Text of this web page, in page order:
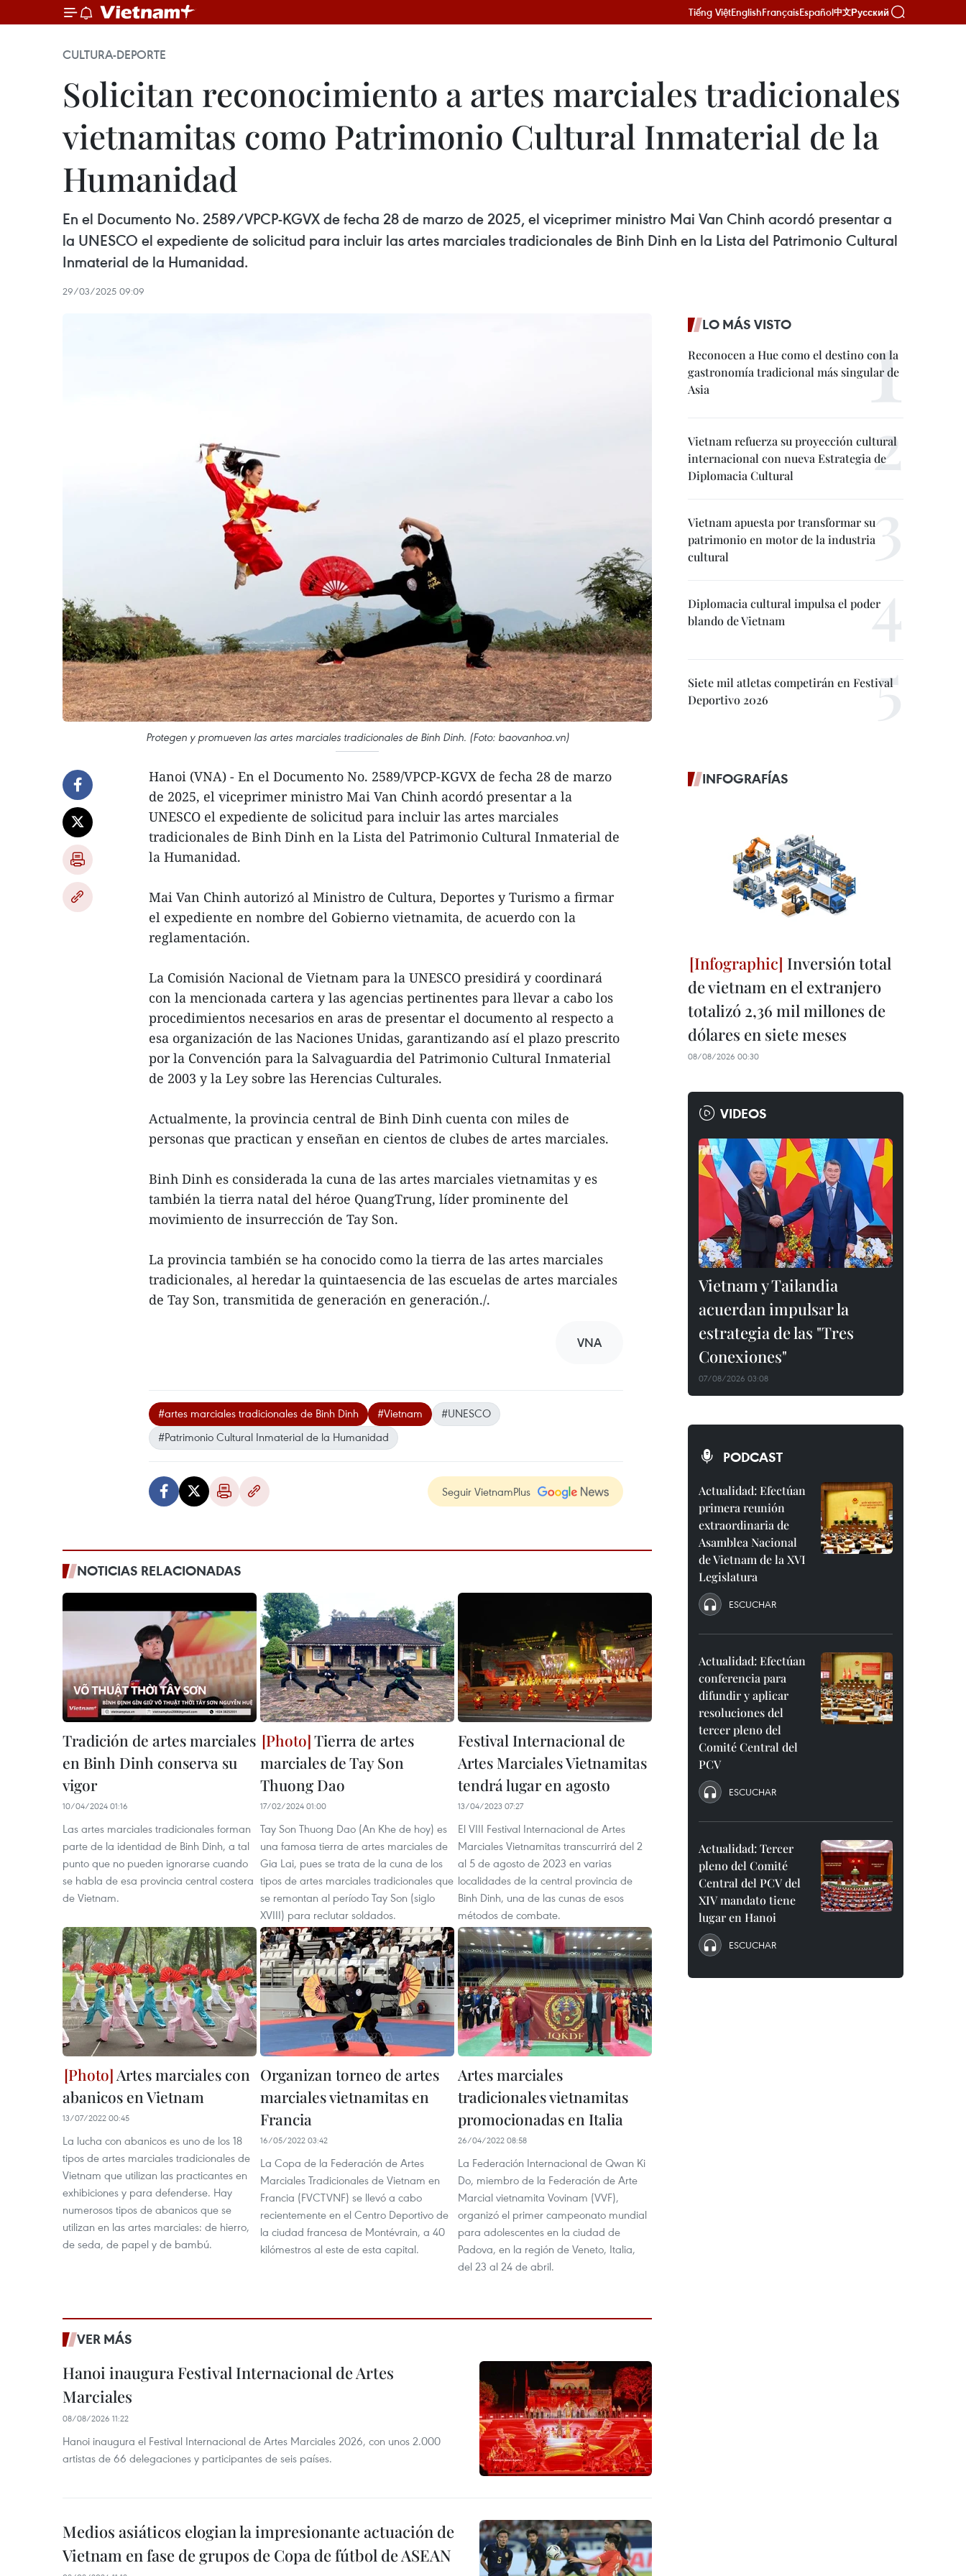
Tiếng ViệtEnglishFrançaisEspañol中文Русский
CULTURA-DEPORTE
Solicitan reconocimiento a artes marciales tradicionales
vietnamitas como Patrimonio Cultural Inmaterial de la
Humanidad
En el Documento No. 2589/VPCP-KGVX de fecha 28 de marzo de 2025, el viceprimer ministro Mai Van Chinh acordó presentar a
la UNESCO el expediente de solicitud para incluir las artes marciales tradicionales de Binh Dinh en la Lista del Patrimonio Cultural
Inmaterial de la Humanidad.
29/03/2025 09:09
Protegen y promueven las artes marciales tradicionales de Binh Dinh. (Foto: baovanhoa.vn)
Hanoi (VNA) - En el Documento No. 2589/VPCP-KGVX de fecha 28 de marzo
de 2025, el viceprimer ministro Mai Van Chinh acordó presentar a la
UNESCO el expediente de solicitud para incluir las artes marciales
tradicionales de Binh Dinh en la Lista del Patrimonio Cultural Inmaterial de
la Humanidad.
Mai Van Chinh autorizó al Ministro de Cultura, Deportes y Turismo a firmar
el expediente en nombre del Gobierno vietnamita, de acuerdo con la
reglamentación.
La Comisión Nacional de Vietnam para la UNESCO presidirá y coordinará
con la mencionada cartera y las agencias pertinentes para llevar a cabo los
procedimientos necesarios en aras de presentar el documento al respecto a
esa organización de las Naciones Unidas, garantizando así el plazo prescrito
por la Convención para la Salvaguardia del Patrimonio Cultural Inmaterial
de 2003 y la Ley sobre las Herencias Culturales.
Actualmente, la provincia central de Binh Dinh cuenta con miles de
personas que practican y enseñan en cientos de clubes de artes marciales.
Binh Dinh es considerada la cuna de las artes marciales vietnamitas y es
también la tierra natal del héroe QuangTrung, líder prominente del
movimiento de insurrección de Tay Son.
La provincia también se ha conocido como la tierra de las artes marciales
tradicionales, al heredar la quintaesencia de las escuelas de artes marciales
de Tay Son, transmitida de generación en generación./.
VNA
#artes marciales tradicionales de Binh Dinh #Vietnam
#UNESCO
#Patrimonio Cultural Inmaterial de la Humanidad
Seguir VietnamPlus
NOTICIAS RELACIONADAS
Tradición de artes marciales
en Binh Dinh conserva su
vigor
10/04/2024 01:16
Las artes marciales tradicionales forman
parte de la identidad de Binh Dinh, a tal
punto que no pueden ignorarse cuando
se habla de esa provincia central costera
de Vietnam.
Tierra de artes
marciales de Tay Son
Thuong Dao
17/02/2024 01:00
Tay Son Thuong Dao (An Khe de hoy) es
una famosa tierra de artes marciales de
Gia Lai, pues se trata de la cuna de los
tipos de artes marciales tradicionales que
se remontan al período Tay Son (siglo
XVIII) para reclutar soldados.
Festival Internacional de
Artes Marciales Vietnamitas
tendrá lugar en agosto
13/04/2023 07:27
El VIII Festival Internacional de Artes
Marciales Vietnamitas transcurrirá del 2
al 5 de agosto de 2023 en varias
localidades de la central provincia de
Binh Dinh, una de las cunas de esos
métodos de combate.
Artes marciales con
abanicos en Vietnam
13/07/2022 00:45
La lucha con abanicos es uno de los 18
tipos de artes marciales tradicionales de
Vietnam que utilizan las practicantes en
exhibiciones y para defenderse. Hay
numerosos tipos de abanicos que se
utilizan en las artes marciales: de hierro,
de seda, de papel y de bambú.
Organizan torneo de artes
marciales vietnamitas en
Francia
16/05/2022 03:42
La Copa de la Federación de Artes
Marciales Tradicionales de Vietnam en
Francia (FVCTVNF) se llevó a cabo
recientemente en el Centro Deportivo de
la ciudad francesa de Montévrain, a 40
kilómestros al este de esta capital.
Artes marciales
tradicionales vietnamitas
promocionadas en Italia
26/04/2022 08:58
La Federación Internacional de Qwan Ki
Do, miembro de la Federación de Arte
Marcial vietnamita Vovinam (VVF),
organizó el primer campeonato mundial
para adolescentes en la ciudad de
Padova, en la región de Veneto, Italia,
del 23 al 24 de abril.
VER MÁS
Hanoi inaugura Festival Internacional de Artes
Marciales
08/08/2026 11:22
Hanoi inaugura el Festival Internacional de Artes Marciales 2026, con unos 2.000
artistas de 66 delegaciones y participantes de seis países.
Medios asiáticos elogian la impresionante actuación de
Vietnam en fase de grupos de Copa de fútbol de ASEAN
LO MÁS VISTO
Reconocen a Hue como el destino con la
gastronomía tradicional más singular de
Asia
Vietnam refuerza su proyección cultural
internacional con nueva Estrategia de
Diplomacia Cultural
Vietnam apuesta por transformar su
patrimonio en motor de la industria
cultural
Diplomacia cultural impulsa el poder
blando de Vietnam
Siete mil atletas competirán en Festival
Deportivo 2026
INFOGRAFÍAS
Inversión total
de vietnam en el extranjero
totalizó 2,36 mil millones de
dólares en siete meses
08/08/2026 00:30
VIDEOS
Vietnam y Tailandia
acuerdan impulsar la
estrategia de las "Tres
Conexiones"
07/08/2026 03:08
PODCAST
Actualidad: Efectúan
primera reunión
extraordinaria de
Asamblea Nacional
de Vietnam de la XVI
Legislatura
ESCUCHAR
Actualidad: Efectúan
conferencia para
difundir y aplicar
resoluciones del
tercer pleno del
Comité Central del
PCV
ESCUCHAR
Actualidad: Tercer
pleno del Comité
Central del PCV del
XIV mandato tiene
lugar en Hanoi
ESCUCHAR